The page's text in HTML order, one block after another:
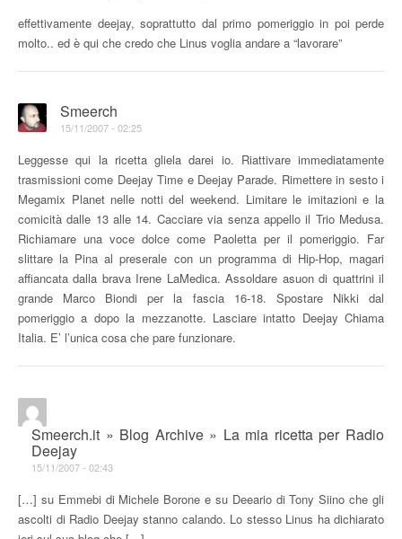
effettivamente deejay, soprattutto dal primo pomeriggio in poi perde
molto.. ed è qui che credo che Linus voglia andare a “lavorare”
Smeerch
15/11/2007 - 02:25
Leggesse qui la ricetta gliela darei io. Riattivare immediatamente
trasmissioni come Deejay Time e Deejay Parade. Rimettere in sesto i
Megamix Planet nelle notti del weekend. Limitare le imitazioni e la
comicità dalle 13 alle 14. Cacciare via senza appello il Trio Medusa.
Richiamare una voce dolce come Paoletta per il pomeriggio. Far
slittare la Pina al preserale con un programma di Hip-Hop, magari
affiancata dalla brava Irene LaMedica. Assoldare asuon di quattrini il
grande Marco Biondi per la fascia 16-18. Spostare Nikki dal
pomeriggio a dopo la mezzanotte. Lasciare intatto Deejay Chiama
Italia. E’ l’unica cosa che pare funzionare.
Smeerch.it » Blog Archive » La mia ricetta per Radio
Deejay
15/11/2007 - 02:43
[…] su Emmebi di Michele Borone e su Deeario di Tony Siino che gli
ascolti di Radio Deejay stanno calando. Lo stesso Linus ha dichiarato